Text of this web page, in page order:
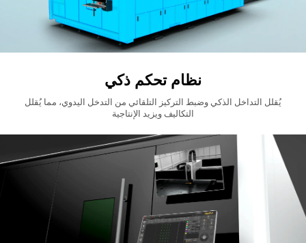
نظام تحكم ذكي
يُقلل التداخل الذكي وضبط التركيز التلقائي من التدخل اليدوي، مما يُقلل
التكاليف ويزيد الإنتاجية